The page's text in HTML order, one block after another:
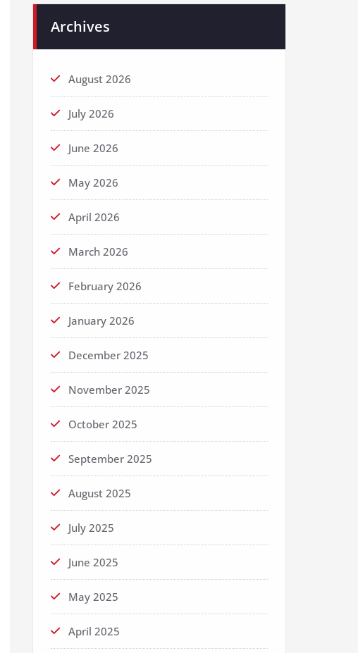
Archives
August 2026
July 2026
June 2026
May 2026
April 2026
March 2026
February 2026
January 2026
December 2025
November 2025
October 2025
September 2025
August 2025
July 2025
June 2025
May 2025
April 2025